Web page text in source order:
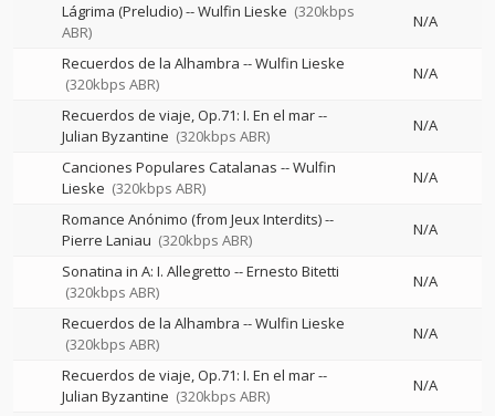
Lágrima (Preludio)--Wulfin Lieske (320kbps
ABR)
N/A
Recuerdos de la Alhambra --Wulfin Lieske
(320kbps ABR)
N/A
Recuerdos de viaje, Op.71: I. En el mar--
Julian Byzantine (320kbps ABR)
N/A
Canciones Populares Catalanas --Wulfin
Lieske (320kbps ABR)
N/A
Romance Anónimo (from Jeux Interdits)--
Pierre Laniau (320kbps ABR)
N/A
Sonatina in A: I. Allegretto --Ernesto Bitetti
(320kbps ABR)
N/A
Recuerdos de la Alhambra --Wulfin Lieske
(320kbps ABR)
N/A
Recuerdos de viaje, Op.71: I. En el mar--
Julian Byzantine (320kbps ABR)
N/A